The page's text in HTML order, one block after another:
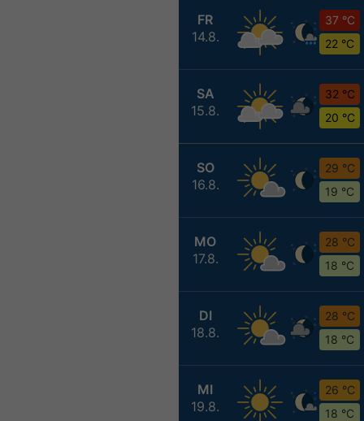
FR
14.8.
37 °C
22 °C
SA
15.8.
32 °C
20 °C
SO
16.8.
29 °C
19 °C
MO
17.8.
28 °C
18 °C
DI
18.8.
28 °C
18 °C
MI
19.8.
26 °C
18 °C